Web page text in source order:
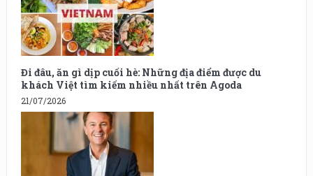
Đi đâu, ăn gì dịp cuối hè: Những địa điểm được du
khách Việt tìm kiếm nhiều nhất trên Agoda
21/07/2026